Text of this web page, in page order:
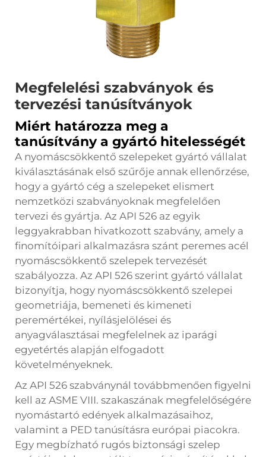
Megfelelési szabványok és
tervezési tanúsítványok
Miért határozza meg a
tanúsítvány a gyártó hitelességét
A nyomáscsökkentő szelepeket gyártó vállalat
kiválasztásának első szűrője annak ellenőrzése,
hogy a gyártó cég a szelepeket elismert
nemzetközi szabványoknak megfelelően
tervezi és gyártja. Az API 526 az egyik
leggyakrabban hivatkozott szabvány, amely a
finomítóipari alkalmazásra szánt peremes acél
nyomáscsökkentő szelepek tervezését
szabályozza. Az API 526 szerint gyártó vállalat
bizonyítja, hogy nyomáscsökkentő szelepei
geometriája, bemeneti és kimeneti
peremértékei, nyílásjelölései és
anyagválasztásai megfelelnek az iparági
egyetértés alapján elfogadott
követelményeknek.
Az API 526 szabványnál továbbmenően figyelni
kell az ASME VIII. szakaszának megfelelőségére
nyomástartó edények alkalmazásaihoz,
valamint a PED tanúsításra európai piacokra.
Egy megbízható rugós biztonsági szelep